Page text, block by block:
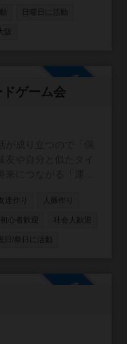
人ゲームやマイナー
リーナとは関係あり
大阪
ゲーム会
enjoyjp.jp/
友達作り 人脈作り
初心者歓迎 社会人歓迎
日/祭日に活動